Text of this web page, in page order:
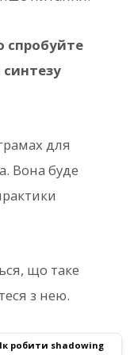
спробуйте
для
Вона буде
що таке
з нею.
робити shadowing